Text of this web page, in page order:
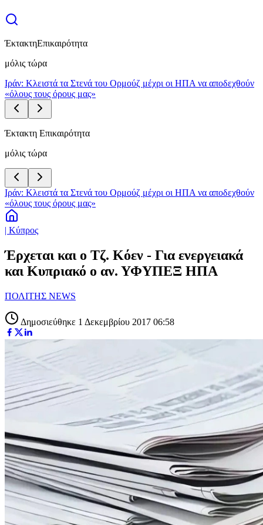
ΈκτακτηΕπικαιρότητα
μόλις τώρα
Ιράν: Κλειστά τα Στενά του Ορμούζ μέχρι οι ΗΠΑ να αποδεχθούν
«όλους τους όρους μας»
Έκτακτη Επικαιρότητα
μόλις τώρα
Ιράν: Κλειστά τα Στενά του Ορμούζ μέχρι οι ΗΠΑ να αποδεχθούν
«όλους τους όρους μας»
| Κύπρος
Έρχεται και ο Τζ. Κόεν - Για ενεργειακά
και Κυπριακό ο αν. ΥΦΥΠΕΞ ΗΠΑ
ΠΟΛΙΤΗΣ NEWS
Δημοσιεύθηκε 1 Δεκεμβρίου 2017 06:58